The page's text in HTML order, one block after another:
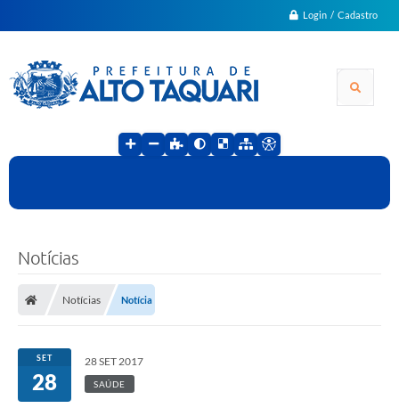
Login / Cadastro
Notícias
Notícias Notícia
SET
28
28 SET 2017
SAÚDE